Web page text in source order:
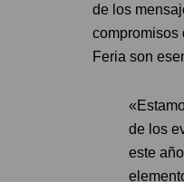
de los
compromisos
Feria son
de los
este